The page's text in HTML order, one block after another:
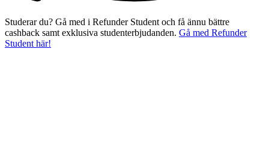
Studerar du? Gå med i Refunder Student och få ännu bättre
cashback samt exklusiva studenterbjudanden. Gå med Refunder
Student här!